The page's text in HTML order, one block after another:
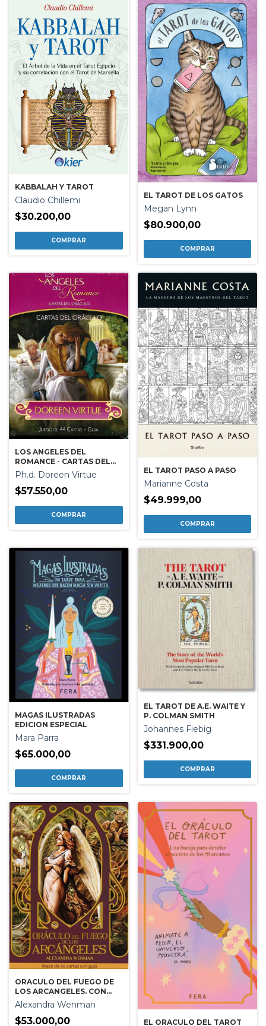
KABBALAH Y TAROT
Claudio Chillemi
$30.200,00
EL TAROT DE LOS GATOS
Megan Lynn
$80.900,00
LOS ANGELES DEL
ROMANCE - CARTAS DEL
ORACULO
Ph.d. Doreen Virtue
$57.550,00
EL TAROT PASO A PASO
Marianne Costa
$49.999,00
MAGAS ILUSTRADAS
EDICION ESPECIAL
Mara Parra
$65.000,00
EL TAROT DE A.E. WAITE Y
P. COLMAN SMITH
Johannes Fiebig
$331.900,00
ORACULO DEL FUEGO DE
LOS ARCANGELES. CON
CARTAS
Alexandra Wenman
$53.000,00 EL ORACULO DEL TAROT